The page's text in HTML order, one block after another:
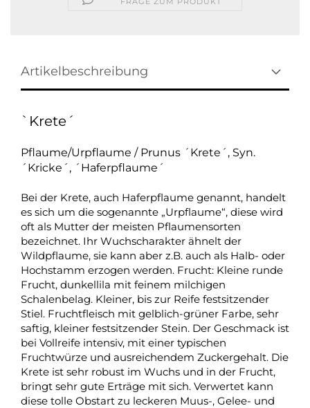
Artikelbeschreibung
`Krete´
Pflaume/Urpflaume / Prunus ´Krete´, Syn.
´Kricke´, ´Haferpflaume´
Bei der Krete, auch Haferpflaume genannt, handelt
es sich um die sogenannte „Urpflaume“, diese wird
oft als Mutter der meisten Pflaumensorten
bezeichnet. Ihr Wuchscharakter ähnelt der
Wildpflaume, sie kann aber z.B. auch als Halb- oder
Hochstamm erzogen werden. Frucht: Kleine runde
Frucht, dunkellila mit feinem milchigen
Schalenbelag. Kleiner, bis zur Reife festsitzender
Stiel. Fruchtfleisch mit gelblich-grüner Farbe, sehr
saftig, kleiner festsitzender Stein. Der Geschmack ist
bei Vollreife intensiv, mit einer typischen
Fruchtwürze und ausreichendem Zuckergehalt. Die
Krete ist sehr robust im Wuchs und in der Frucht,
bringt sehr gute Erträge mit sich. Verwertet kann
diese tolle Obstart zu leckeren Muus-, Gelee- und